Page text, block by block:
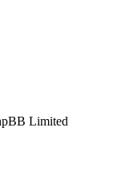
Limited